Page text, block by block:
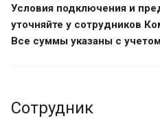
Условия подключения и
уточняйте у сотрудников
Все суммы указаны с
Сотрудник